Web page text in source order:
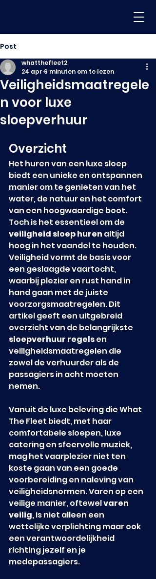
Post
Veiligheidsmaatregele
n voor luxe
sloepverhuur
whatthefleet2
24 apr 6 minuten om te lezen
Overzicht
Het huren van een luxe sloep
biedt een unieke en ontspannen
manier om te genieten van het
water, de natuur en het comfort
van een hoogwaardige boot.
Toch is het essentieel om de
veiligheid sloep huren altijd
hoog in het vaandel te houden.
Veiligheid vormt de basis voor
een geslaagde vaartocht,
waarbij plezier en rust hand in
hand gaan met de juiste
voorzorgsmaatregelen. Dit
artikel geeft een uitgebreid
overzicht van de belangrijkste
sloepverhuur regels en
veiligheidsmaatregelen die
zowel de verhuurder als de
passagiers in acht moeten
nemen.
Vanuit de luxe beleving die What
The Fleet biedt, met haar
comfortabele sloepen, luxe
catering en sfeervolle muziek,
mag het vaarplezier niet ten
koste gaan van een goede
voorbereiding en naleving van
veiligheidsnormen. Varen op een
veilige manier, oftewel varen
veilig, is niet alleen een
wettelijke verplichting maar ook
een verantwoordelijkheid
richting jezelf en je
medepassagiers.